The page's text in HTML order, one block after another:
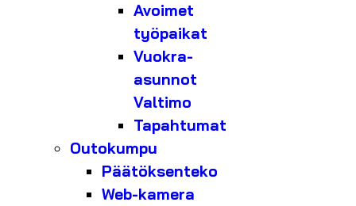
Avoimet
työpaikat
Vuokra-
asunnot
Valtimo
Tapahtumat
Outokumpu
Päätöksenteko
Web-kamera